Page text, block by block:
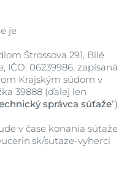
je
Štrossova 291, Bílé
IČO: 06239986, zapísaná
Krajským súdom v
39888 (ďalej len
správca súťaže“).
v čase konania súťaže
sutaze-vyherci